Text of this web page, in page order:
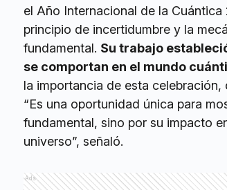
el Año Internacional de la
principio de incertidumbre y la
fundamental. Su trabajo
se comportan en el mundo
la importancia de esta
“Es una oportunidad única para
fundamental, sino por su impacto
universo”, señaló.
Ads